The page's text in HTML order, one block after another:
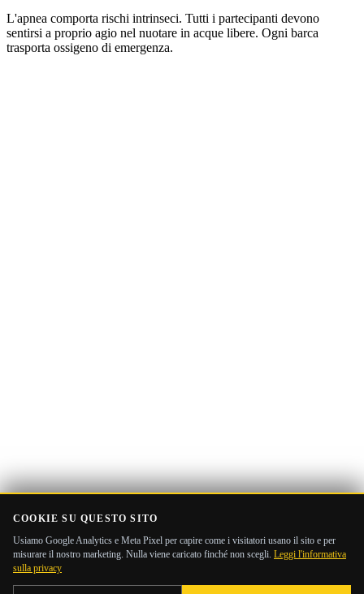
L'apnea comporta rischi intrinseci. Tutti i partecipanti devono
sentirsi a proprio agio nel nuotare in acque libere. Ogni barca
trasporta ossigeno di emergenza.
COOKIE SU QUESTO SITO
Usiamo Google Analytics e Meta Pixel per capire come i visitatori usano il sito e per
misurare il nostro marketing. Nulla viene caricato finché non scegli. Leggi l'informativa
sulla privacy